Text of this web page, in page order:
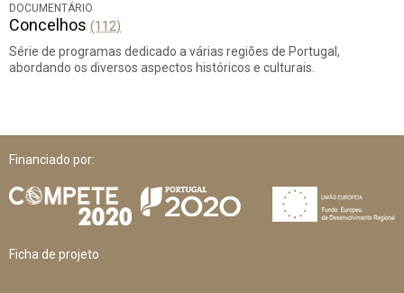
DOCUMENTÁRIO
Concelhos (112)
Série de programas dedicado a várias regiões de Portugal,
abordando os diversos aspectos históricos e culturais.
Financiado por:
Ficha de projeto